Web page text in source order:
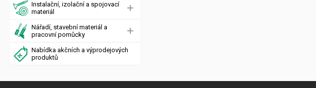
Instalační, izolační a spojovací
materiál
Nářadí, stavební materiál a
pracovní pomůcky
Nabídka akčních a výprodejových
produktů